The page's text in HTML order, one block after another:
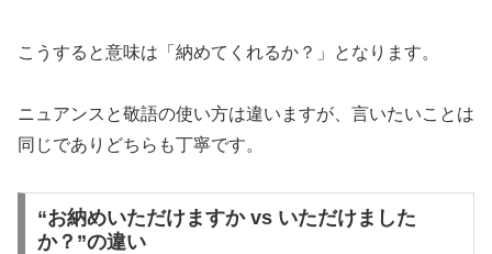
こうすると意味は「納めてくれるか？」となります。
ニュアンスと敬語の使い方は違いますが、言いたいことは
同じでありどちらも丁寧です。
“お納めいただけますか vs いただけました
か？”の違い